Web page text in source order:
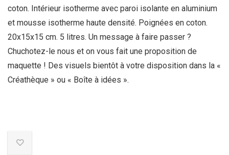
coton. Intérieur isotherme avec paroi isolante en aluminium
et mousse isotherme haute densité. Poignées en coton.
20x15x15 cm. 5 litres. Un message à faire passer ?
Chuchotez-le nous et on vous fait une proposition de
maquette ! Des visuels bientôt à votre disposition dans la «
Créathèque » ou « Boîte à idées ».